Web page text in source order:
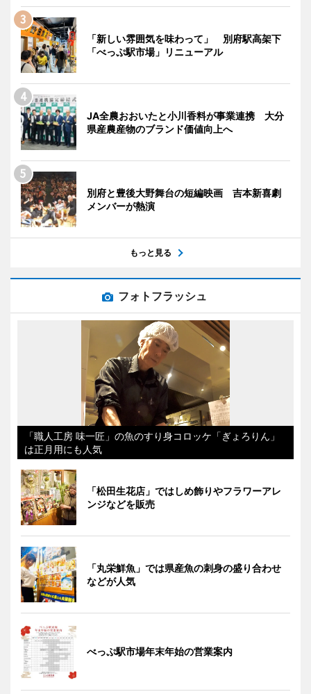
「新しい雰囲気を味わって」 別府駅高架下
「べっぷ駅市場」リニューアル
JA全農おおいたと小川香料が事業連携 大分
県産農産物のブランド価値向上へ
別府と豊後大野舞台の短編映画 吉本新喜劇
メンバーが熱演
もっと見る
フォトフラッシュ
「職人工房 味一匠」の魚のすり身コロッケ「ぎょろりん」
は正月用にも人気
「松田生花店」ではしめ飾りやフラワーアレ
ンジなどを販売
「丸栄鮮魚」では県産魚の刺身の盛り合わせ
などが人気
べっぷ駅市場年末年始の営業案内